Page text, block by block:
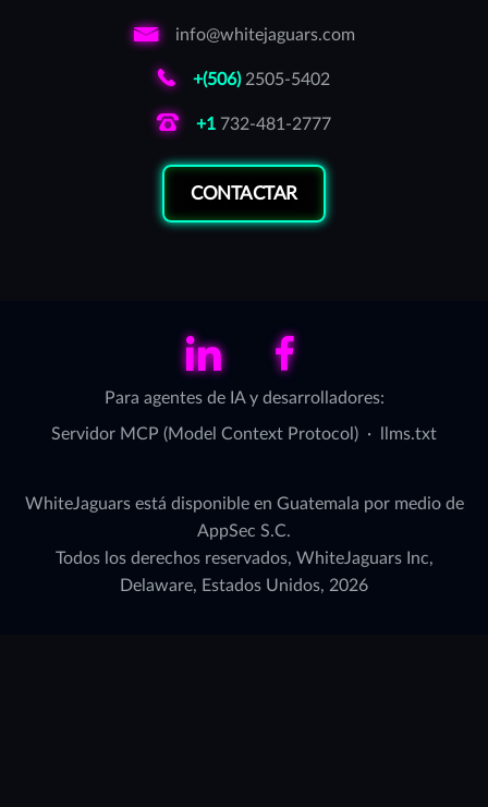
info@whitejaguars.com
+(506)2505-5402
+1 732-481-2777
CONTACTAR
LinkedIn Facebook
Para agentes de IA y desarrolladores:
Servidor MCP (Model Context Protocol) · llms.txt
WhiteJaguars está disponible en Guatemala por medio de
AppSec S.C.
Todos los derechos reservados, WhiteJaguars Inc,
Delaware, Estados Unidos, 2026